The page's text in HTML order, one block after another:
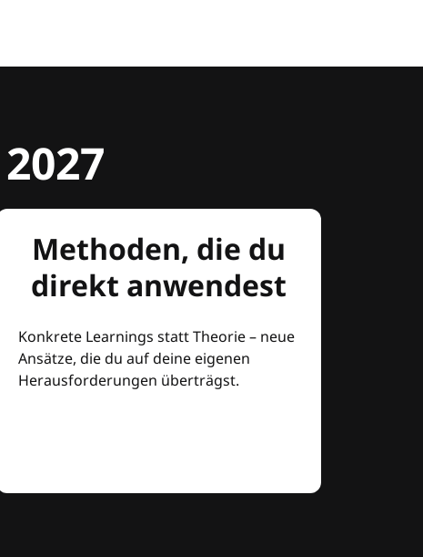
Methoden, die du
direkt anwendest
Konkrete Learnings statt Theorie – neue
Ansätze, die du auf deine eigenen
Herausforderungen überträgst.